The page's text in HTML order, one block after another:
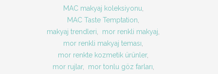
MAC makyaj koleksiyonu
MAC Taste Temptation
makyaj trendleri
mor renkli makyaj
mor renkli makyaj teması
mor renkte kozmetik ürünler,
mor rujlar, mor tonlu göz farları